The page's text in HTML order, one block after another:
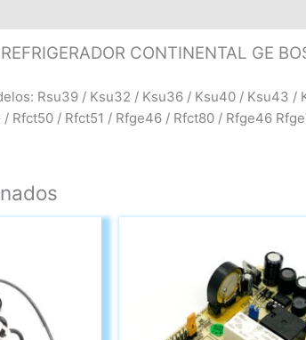
CONTINENTAL GE
Rsu39 / Ksu32 / Ksu36 / Ksu40 / Ksu43
Rfct50 / Rfct51 / Rfge46 / Rfct80 / Rfge46